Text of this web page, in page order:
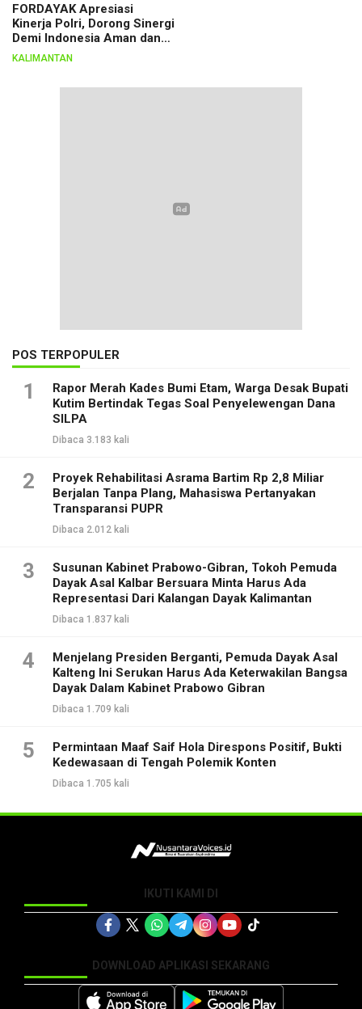
FORDAYAK Apresiasi
Kinerja Polri, Dorong Sinergi
Demi Indonesia Aman dan
Berkeadilan
KALIMANTAN
POS TERPOPULER
1
Rapor Merah Kades Bumi Etam, Warga Desak Bupati
Kutim Bertindak Tegas Soal Penyelewengan Dana
SILPA
Dibaca 3.183 kali
2
Proyek Rehabilitasi Asrama Bartim Rp 2,8 Miliar
Berjalan Tanpa Plang, Mahasiswa Pertanyakan
Transparansi PUPR
Dibaca 2.012 kali
3
Susunan Kabinet Prabowo-Gibran, Tokoh Pemuda
Dayak Asal Kalbar Bersuara Minta Harus Ada
Representasi Dari Kalangan Dayak Kalimantan
Dibaca 1.837 kali
4
Menjelang Presiden Berganti, Pemuda Dayak Asal
Kalteng Ini Serukan Harus Ada Keterwakilan Bangsa
Dayak Dalam Kabinet Prabowo Gibran
Dibaca 1.709 kali
5
Permintaan Maaf Saif Hola Direspons Positif, Bukti
Kedewasaan di Tengah Polemik Konten
Dibaca 1.705 kali
IKUTI KAMI DI
DOWNLOAD APLIKASI SEKARANG